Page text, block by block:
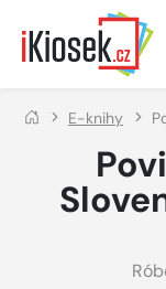
Přejít na hlavní obsah
E-knihy